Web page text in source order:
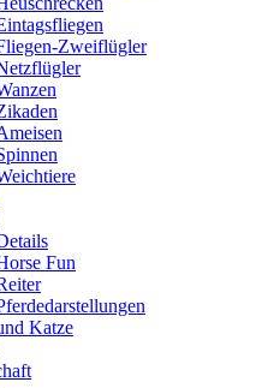
Zweiflügler
Fun
Katze